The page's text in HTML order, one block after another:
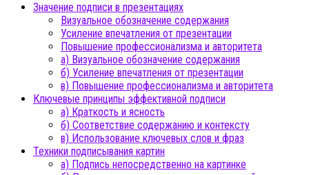
Значение подписи в презентациях
Визуальное обозначение содержания
Усиление впечатления от презентации
Повышение профессионализма и авторитета
а) Визуальное обозначение содержания
б) Усиление впечатления от презентации
в) Повышение профессионализма и авторитета
Ключевые принципы эффективной подписи
а) Краткость и ясность
б) Соответствие содержанию и контексту
в) Использование ключевых слов и фраз
Техники подписывания картин
а) Подпись непосредственно на картинке